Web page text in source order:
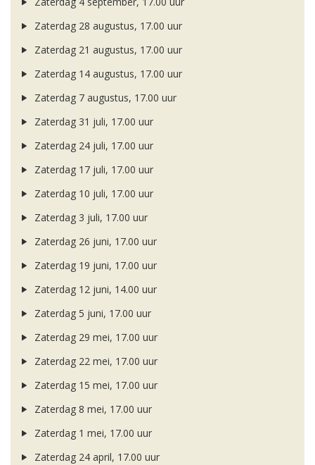
Zaterdag 28 augustus, 17.00 uur
Zaterdag 21 augustus, 17.00 uur
Zaterdag 14 augustus, 17.00 uur
Zaterdag 7 augustus, 17.00 uur
Zaterdag 31 juli, 17.00 uur
Zaterdag 24 juli, 17.00 uur
Zaterdag 17 juli, 17.00 uur
Zaterdag 10 juli, 17.00 uur
Zaterdag 3 juli, 17.00 uur
Zaterdag 26 juni, 17.00 uur
Zaterdag 19 juni, 17.00 uur
Zaterdag 12 juni, 14.00 uur
Zaterdag 5 juni, 17.00 uur
Zaterdag 29 mei, 17.00 uur
Zaterdag 22 mei, 17.00 uur
Zaterdag 15 mei, 17.00 uur
Zaterdag 8 mei, 17.00 uur
Zaterdag 1 mei, 17.00 uur
Zaterdag 24 april, 17.00 uur